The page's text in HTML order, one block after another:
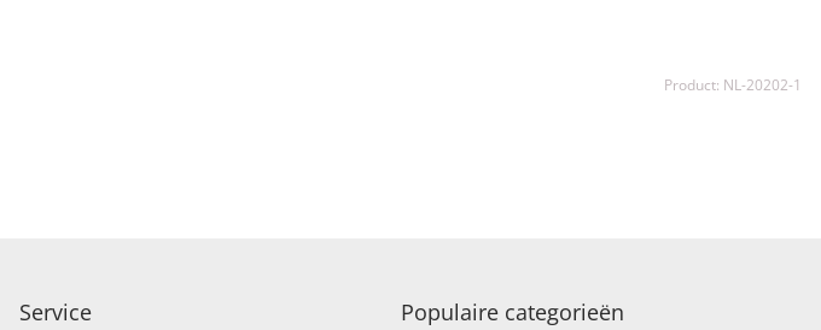
Product: NL-20202-1
Service Populaire categorieën